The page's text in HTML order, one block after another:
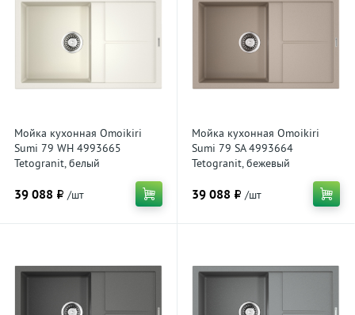
Мойка кухонная Omoikiri
Sumi 79 WH 4993665
Tetogranit, белый
39 088 ₽ /шт
Мойка кухонная Omoikiri
Sumi 79 SA 4993664
Tetogranit, бежевый
39 088 ₽ /шт